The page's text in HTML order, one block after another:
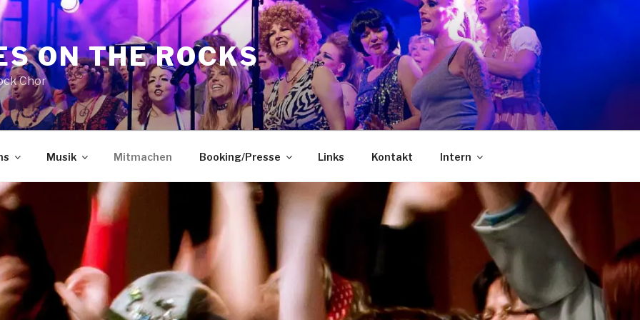
ON THE ROCKS
Chor
Musik Mitmachen Booking/Presse Links Kontakt Intern